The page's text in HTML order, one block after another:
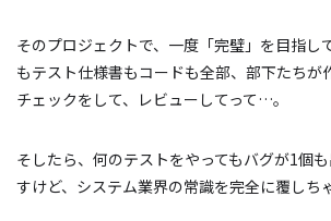
そのプロジェクトで、一度「完璧」を目指し
もテスト仕様書もコードも全部、部下たちが
チェックをして、レビューしてって…。
そしたら、何のテストをやってもバグが1個
すけど、システム業界の常識を完全に覆しち